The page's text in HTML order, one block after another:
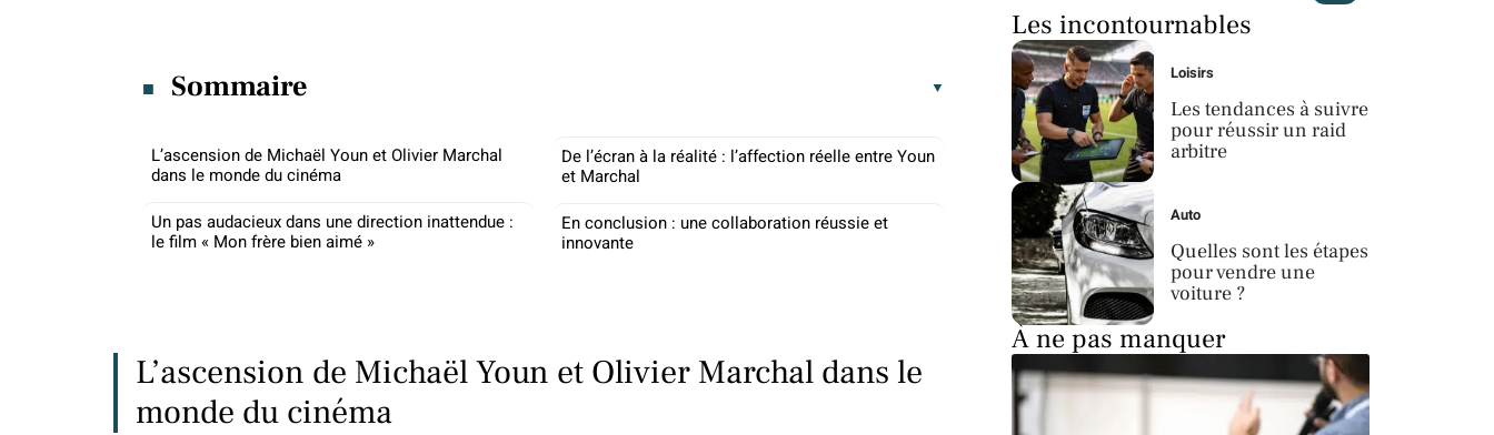
Sommaire
L’ascension de Michaël Youn et Olivier Marchal
dans le monde du cinéma
Un pas audacieux dans une direction inattendue :
le film « Mon frère bien aimé »
De l’écran à la réalité : l’affection réelle entre Youn
et Marchal
En conclusion : une collaboration réussie et
innovante
L’ascension de Michaël Youn et Olivier Marchal dans le
monde du cinéma
Les incontournables
Loisirs
Les tendances à suivre
pour réussir un raid
arbitre
Auto
Quelles sont les étapes
pour vendre une
voiture ?
À ne pas manquer